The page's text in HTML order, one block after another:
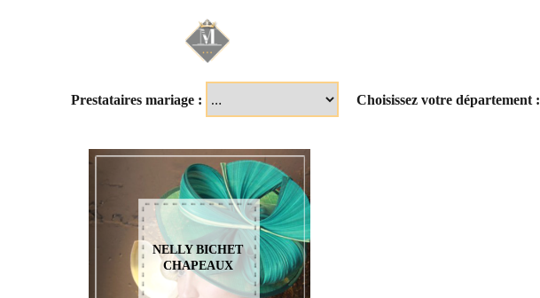
Mariage & Savoir faire
Prestataires mariage : Choisissez votre département :
NELLY BICHET
CHAPEAUX